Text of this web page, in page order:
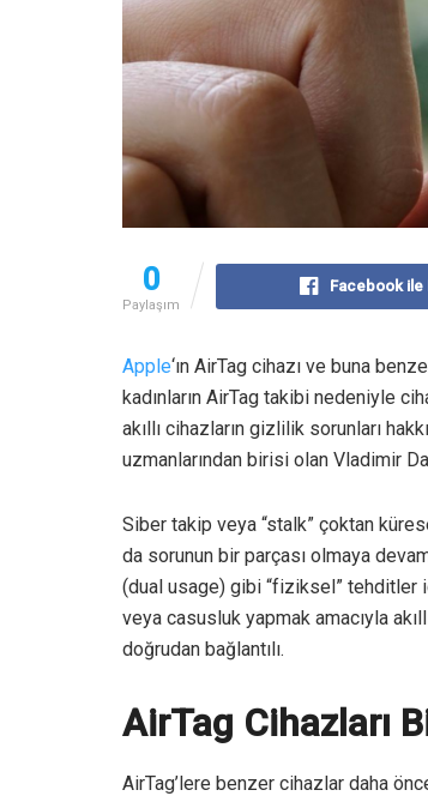
0
Paylaşım
Facebook ile
Apple‘ın AirTag cihazı ve buna
kadınların AirTag takibi nedeniyle
akıllı cihazların gizlilik sorunları
uzmanlarından birisi olan Vladimir
Siber takip veya “stalk” çoktan
da sorunun bir parçası olmaya
(dual usage) gibi “fiziksel” tehditler
veya casusluk yapmak amacıyla
doğrudan bağlantılı.
AirTag Cihazları
AirTag’lere benzer cihazlar daha